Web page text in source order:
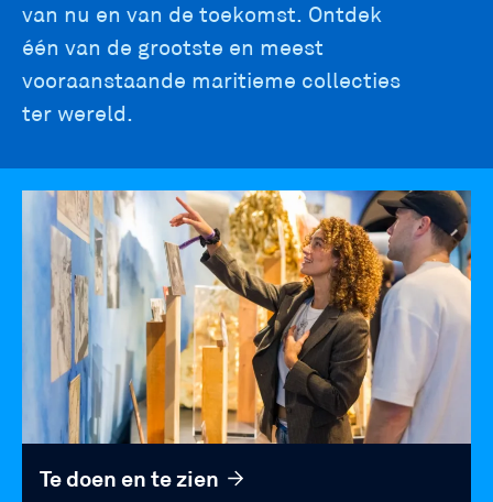
van nu en van de toekomst. Ontdek
één van de grootste en meest
vooraanstaande maritieme collecties
ter wereld.
Te doen en te zien